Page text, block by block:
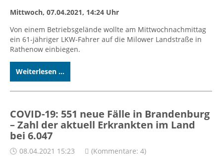
Mittwoch, 07.04.2021, 14:24 Uhr
Von einem Betriebsgelände wollte am Mittwochnachmittag
ein 61-jähriger LKW-Fahrer auf die Milower Landstraße in
Rathenow einbiegen.
Weiterlesen ...
COVID-19: 551 neue Fälle in Brandenburg
– Zahl der aktuell Erkrankten im Land
bei 6.047
08.04.2021 15:23 (Kommentare: 4)